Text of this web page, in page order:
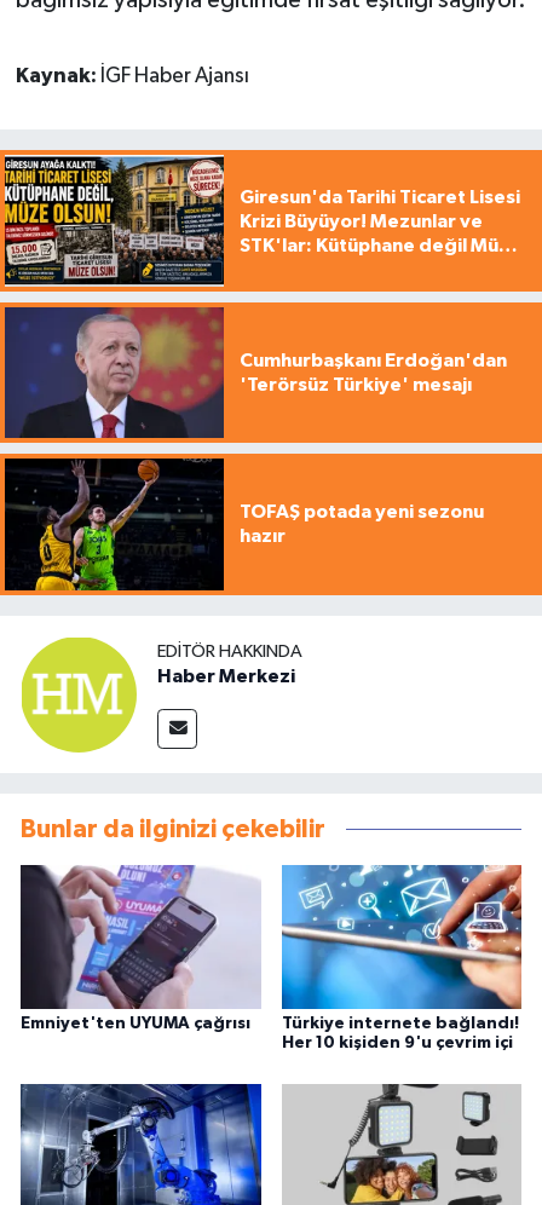
Kaynak: İGF Haber Ajansı
Giresun'da Tarihi Ticaret Lisesi
Krizi Büyüyor! Mezunlar ve
STK'lar: Kütüphane değil Müze
Cumhurbaşkanı Erdoğan'dan
'Terörsüz Türkiye' mesajı
TOFAŞ potada yeni sezonu
hazır
EDITÖR HAKKINDA
Haber Merkezi
Bunlar da ilginizi çekebilir
Emniyet'ten UYUMA çağrısı
Türkiye internete bağlandı!
Her 10 kişiden 9'u çevrim içi